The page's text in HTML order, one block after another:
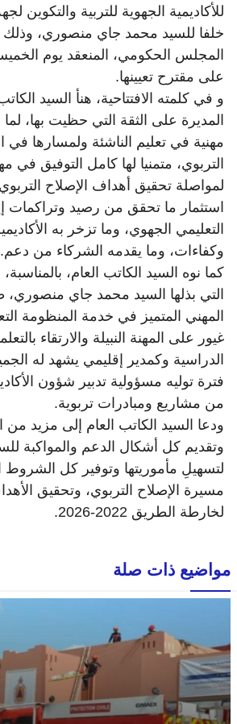
للأكاديمية الجهوية للتربية
خلفا للسيد محمد جاي منصوري،
على مقترح تعيينها.
و في كلمته الافتتاحية، هنأ السيد
المديرة على الثقة التي حظيت بها،
مهنية في تعليم الناشئة ولمسارها في
التربوي، متمنيا لها كامل التوفيق في
لمواصلة تحقيق أهداف الإصلاح
استثمار ما تحقق من رصيد وتراكمات
التعليمي الجهوي، وما تزخر به
وكفاءات، وما يقدمه الشركاء من دعم.
كما نوه السيد الكاتب العام،
التي بذلها السيد محمد جاي
المهني المتميز في خدمة المنظومة
غيور على المهنة النبيلة والارتقاء
الدراسية وكمدير إقليمي يشهد له
فترة توليه مسؤولية تدبير شؤون
من مشاريع ومبادرات تربوية.
ودعا السيد الكاتب العام إلى مزيد من
وتقديم كل أشكال الدعم والمواكبة
لتسهيلِ مأموريتها وتوفير كل الشروط
مسيرة الإصلاح التربوي، وتحقيق
لخارطة الطريق 2022-2026.
مواضيع ذات صلة